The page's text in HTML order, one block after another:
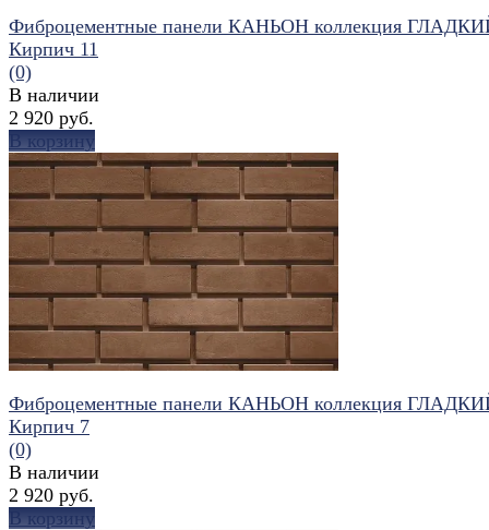
избранное сравнить
Фиброцементные панели КАНЬОН коллекция
Кирпич 11
(0)
В наличии
2 920 руб.
В корзину
Фиброцементные панели КАНЬОН коллекция
Кирпич 7
(0)
В наличии
2 920 руб.
В корзину